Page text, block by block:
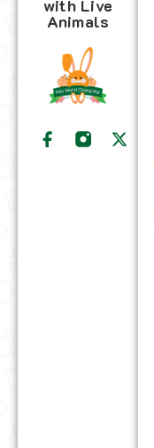
with Live
Animals